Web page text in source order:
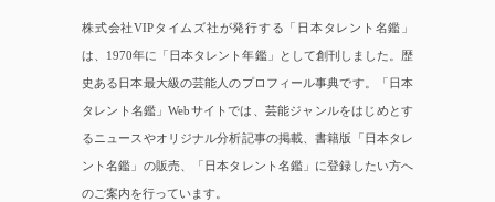
株式会社VIPタイムズ社が発行する「日本タレント名鑑」
は、1970年に「日本タレント年鑑」として創刊しました。歴
史ある日本最大級の芸能人のプロフィール事典です。「日本
タレント名鑑」Webサイトでは、芸能ジャンルをはじめとす
るニュースやオリジナル分析記事の掲載、書籍版「日本タレ
ント名鑑」の販売、「日本タレント名鑑」に登録したい方へ
のご案内を行っています。